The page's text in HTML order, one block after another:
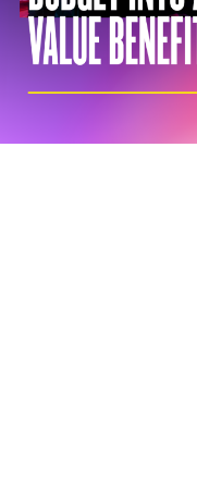
Ce ii face pe angajati sa
mai apreciate beneficii